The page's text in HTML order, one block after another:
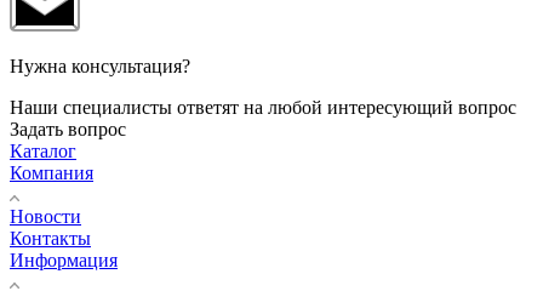
Нужна консультация?
Наши специалисты ответят на любой интересующий вопрос
Задать вопрос
Каталог
Компания
Новости
Контакты
Информация